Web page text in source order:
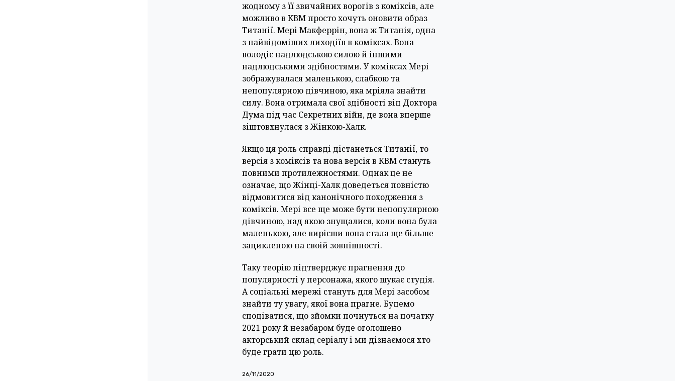
жодному з її звичайних ворогів з коміксів, але
можливо в КВМ просто хочуть оновити образ
Титанії. Мері Макферрін, вона ж Титанія, одна
з найвідоміших лиходіїв в коміксах. Вона
володіє надлюдською силою й іншими
надлюдськими здібностями. У коміксах Мері
зображувалася маленькою, слабкою та
непопулярною дівчиною, яка мріяла знайти
силу. Вона отримала свої здібності від Доктора
Дума під час Секретних війн, де вона вперше
зіштовхнулася з Жінкою-Халк.
Якщо ця роль справді дістанеться Титанії, то
версія з коміксів та нова версія в КВМ стануть
повними протилежностями. Однак це не
означає, що Жінці-Халк доведеться повністю
відмовитися від канонічного походження з
коміксів. Мері все ще може бути непопулярною
дівчиною, над якою знущалися, коли вона була
маленькою, але вирісши вона стала ще більше
зацикленою на своій зовнішності.
Таку теорію підтверджує прагнення до
популярності у персонажа, якого шукає студія.
А соціальні мережі стануть для Мері засобом
знайти ту увагу, якої вона прагне. Будемо
сподіватися, що зйомки почнуться на початку
2021 року й незабаром буде оголошено
акторський склад серіалу і ми дізнаємося хто
буде грати цю роль.
26/11/2020